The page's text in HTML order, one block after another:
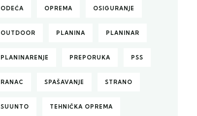
ODEĆA OPREMA OSIGURANJE
OUTDOOR PLANINA PLANINAR
PLANINARENJE PREPORUKA PSS
RANAC SPAŠAVANJE STRANO
SUUNTO TEHNIČKA OPREMA